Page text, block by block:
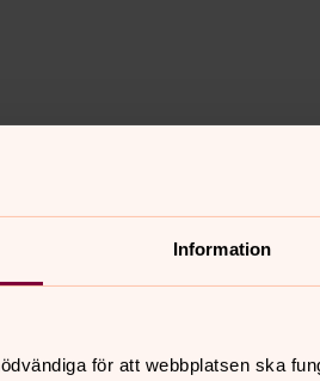
Information
för att webbplatsen ska